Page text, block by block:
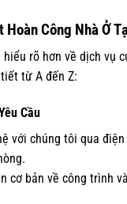
Hoàn Công Nhà Ở
rõ hơn về dịch vụ
từ A đến Z:
Cầu
với chúng tôi qua
cơ bản về công trình